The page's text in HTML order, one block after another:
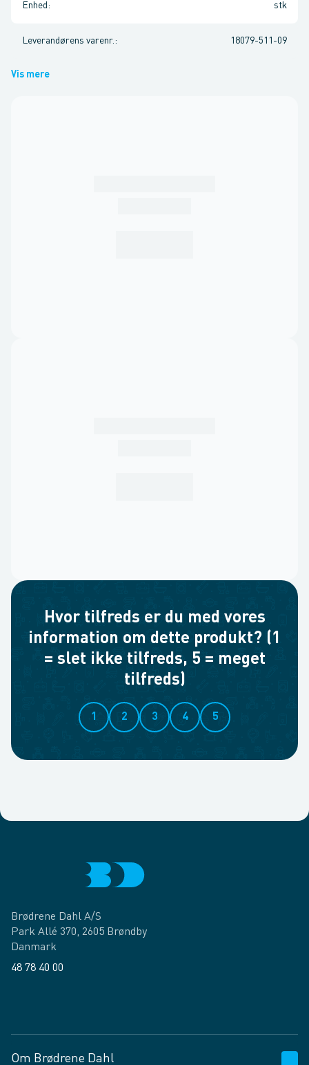
Enhed : stk
Leverandørens varenr. : 18079-511-09
Vis mere
Hvor tilfreds er du med vores
information om dette produkt? (1
= slet ikke tilfreds, 5 = meget
tilfreds)
1 2 3 4 5
Brødrene Dahl A/S
Park Allé 370, 2605 Brøndby
Danmark
48 78 40 00
Om Brødrene Dahl